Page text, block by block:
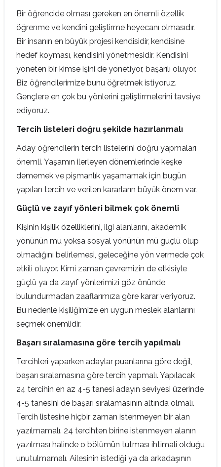
Bir öğrencide olması gereken en önemli özellik
öğrenme ve kendini geliştirme heyecanı olmasıdır.
Bir insanın en büyük projesi kendisidir, kendisine
hedef koyması, kendisini yönetmesidir. Kendisini
yöneten bir kimse işini de yönetiyor, başarılı oluyor.
Biz öğrencilerimize bunu öğretmek istiyoruz.
Gençlere en çok bu yönlerini geliştirmelerini tavsiye
ediyoruz.
Tercih listeleri doğru şekilde hazırlanmalı
Aday öğrencilerin tercih listelerini doğru yapmaları
önemli. Yaşamın ilerleyen dönemlerinde keşke
dememek ve pişmanlık yaşamamak için bugün
yapılan tercih ve verilen kararların büyük önem var.
Güçlü ve zayıf yönleri bilmek çok önemli
Kişinin kişilik özelliklerini, ilgi alanlarını, akademik
yönünün mü yoksa sosyal yönünün mü güçlü olup
olmadığını belirlemesi, geleceğine yön vermede çok
etkili oluyor. Kimi zaman çevremizin de etkisiyle
güçlü ya da zayıf yönlerimizi göz önünde
bulundurmadan zaaflarımıza göre karar veriyoruz.
Bu nedenle kişiliğimize en uygun meslek alanlarını
seçmek önemlidir.
Başarı sıralamasına göre tercih yapılmalı
Tercihleri yaparken adaylar puanlarına göre değil,
başarı sıralamasına göre tercih yapmalı. Yapılacak
24 tercihin en az 4-5 tanesi adayın seviyesi üzerinde
4-5 tanesini de başarı sıralamasının altında olmalı.
Tercih listesine hiçbir zaman istenmeyen bir alan
yazılmamalı. 24 tercihten birine istenmeyen alanın
yazılması halinde o bölümün tutması ihtimali olduğu
unutulmamalı. Ailesinin istediği ya da arkadaşının